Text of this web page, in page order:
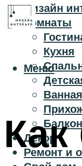
Дизайн
Комнаты
Кухня
Балкон
Декор
Ремонт и
Меню